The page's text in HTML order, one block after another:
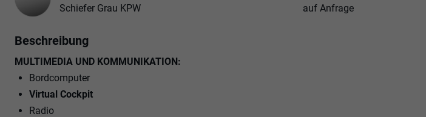
Schiefer Grau KPW
auf Anfrage
Beschreibung
MULTIMEDIA UND KOMMUNIKATION:
Bordcomputer
Virtual Cockpit
Radio